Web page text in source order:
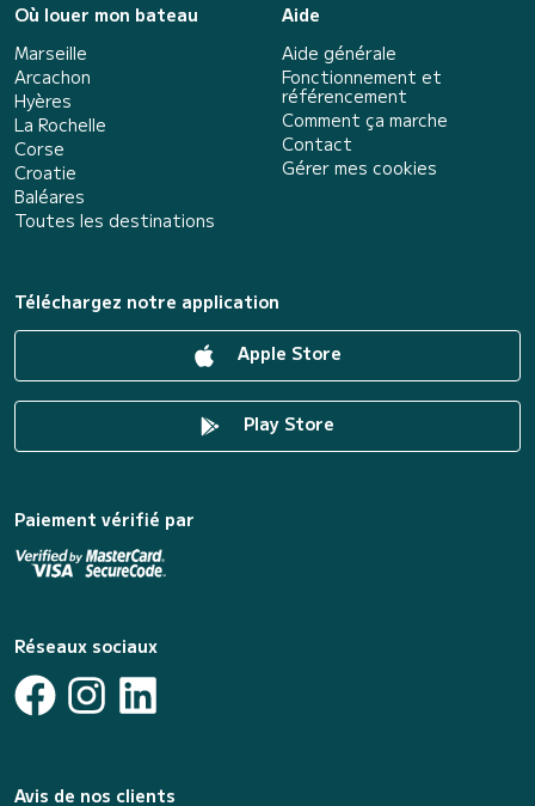
Où louer mon bateau
Marseille
Arcachon
Hyères
La Rochelle
Corse
Croatie
Baléares
Toutes les destinations
Aide
Aide générale
Fonctionnement et
référencement
Comment ça marche
Contact
Gérer mes cookies
Téléchargez notre application
Apple Store
Play Store
Paiement vérifié par
Réseaux sociaux
Avis de nos clients